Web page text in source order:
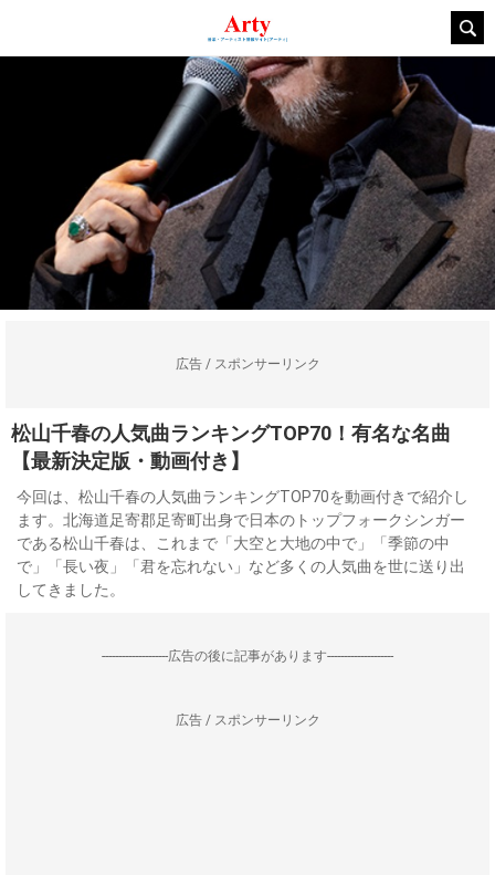
広告 / スポンサーリンク
松山千春の人気曲ランキングTOP70！有名な名曲
【最新決定版・動画付き】
今回は、松山千春の人気曲ランキングTOP70を動画付きで紹介し
ます。北海道足寄郡足寄町出身で日本のトップフォークシンガー
である松山千春は、これまで「大空と大地の中で」「季節の中
で」「長い夜」「君を忘れない」など多くの人気曲を世に送り出
してきました。
--------------------広告の後に記事があります--------------------
広告 / スポンサーリンク